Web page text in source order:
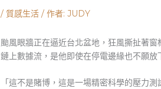
/質感生活 / 作者:JUDY
颱風眼牆正在逼近台北盆地，狂風撕扯著
鏈上數據流，是他即使在停電邊緣也不願放
「這不是賭博，這是一場精密科學的壓力